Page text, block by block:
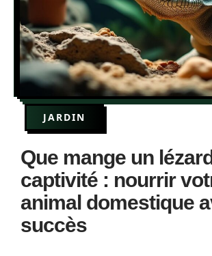
JARDIN
Que mange un
captivité : nourrir
animal domestique
succès